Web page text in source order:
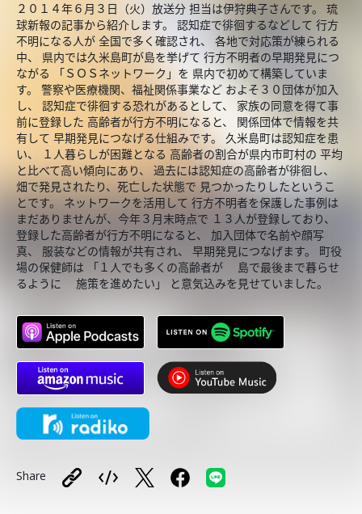
２０１４年６月３日（火）放送分 担当は伊狩典子さんです。 琉
球新報の記事から紹介します。 認知症で徘徊するなどして 行方
不明になる人が 全国で多く確認され、 各地で対応策が練られる
中、 県内では久米島町が島を挙げて 行方不明者の早期発見につ
ながる 「ＳＯＳネットワーク」を 県内で初めて構築していま
す。 警察や医療機関、福祉関係事業など およそ３０団体が加入
し、 認知症で徘徊する恐れがあるとして、 家族の同意を得て事
前に登録した 高齢者が行方不明になると、 関係団体で情報を共
有して 早期発見につなげる仕組みです。 久米島町は認知症を患
い、 １人暮らしが困難となる 高齢者の割合が県内市町村の 平均
と比べて高い傾向にあり、 過去には認知症の高齢者が徘徊し、
畑で発見されたり、死亡した状態で 見つかったりしたというこ
とです。 ネットワークを活用して 行方不明者を保護した事例は
まだありませんが、今年３月末時点で １３人が登録しており、
登録した高齢者が行方不明になると、 加入団体で名前や顔写
真、 服装などの情報が共有され、 早期発見につなげます。 町役
場の保健師は 「１人でも多くの高齢者が 島で最後まで暮らせ
るように 施策を進めたい」 と意気込みを見せていました。
Share